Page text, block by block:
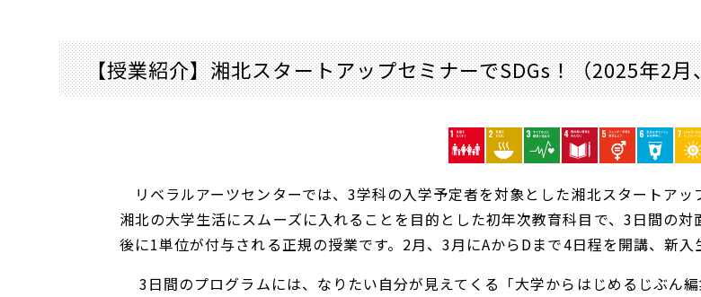
【授業紹介】湘北スタートアップセミナーでSDGs！（2025年2月
リベラルアーツセンターでは、3学科の入学予定者を対象とした湘北スタートアッ
湘北の大学生活にスムーズに入れることを目的とした初年次教育科目で、3日間の
後に1単位が付与される正規の授業です。2月、3月にAからDまで4日程を開講、新入
3日間のプログラムには、なりたい自分が見えてくる「大学からはじめるじぶん